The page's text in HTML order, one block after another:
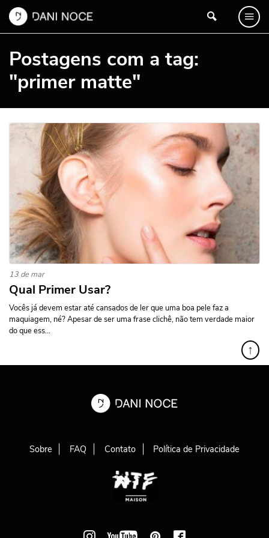
Postagens com a tag:
"primer matte"
13 de mar
Qual Primer Usar?
Vocês já devem estar até cansados de ler que uma boa pele faz a
maquiagem, né? Apesar de ser uma frase clichê, não tem verdade maior
do que ess...
↑
Sobre FAQ Contato Política de Privacidade